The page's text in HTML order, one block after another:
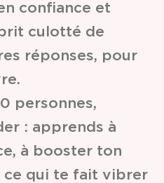
confiance et
culotté de
réponses, pour
personnes,
: apprends à
à booster ton
ce qui te fait vibrer